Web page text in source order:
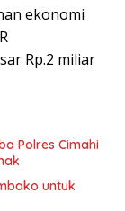
ekonomi
Rp.2 miliar
Polres Cimahi
untuk